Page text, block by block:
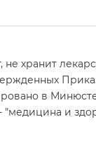
не хранит
в
- "медицина и